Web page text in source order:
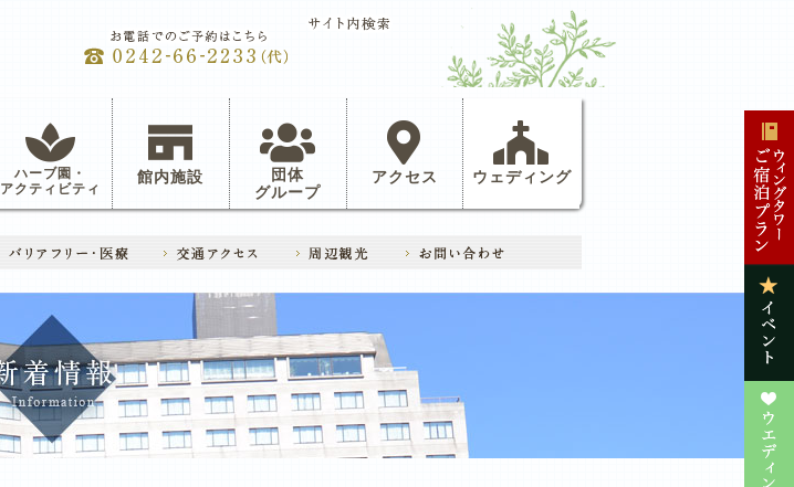
ハーブ園・
アクティビティ
館内施設
団体
グループ
アクセス ウェディング